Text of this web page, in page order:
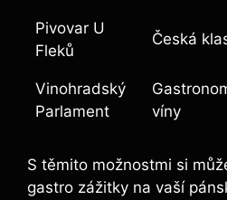
Pivovar U
Fleků
Česká
Vinohradský
Parlament
víny
S těmito možnostmi si
gastro zážitky ​na vaší